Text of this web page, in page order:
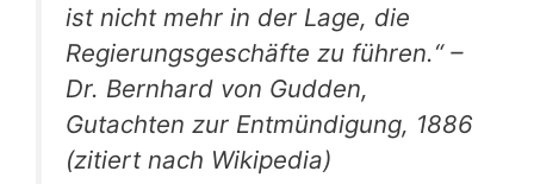
ist nicht mehr in der Lage, die
Regierungsgeschäfte zu führen.“ –
Dr. Bernhard von Gudden,
Gutachten zur Entmündigung, 1886
(zitiert nach Wikipedia)